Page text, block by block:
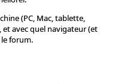
(PC, Mac, tablette,
et avec quel navigateur (et
forum.